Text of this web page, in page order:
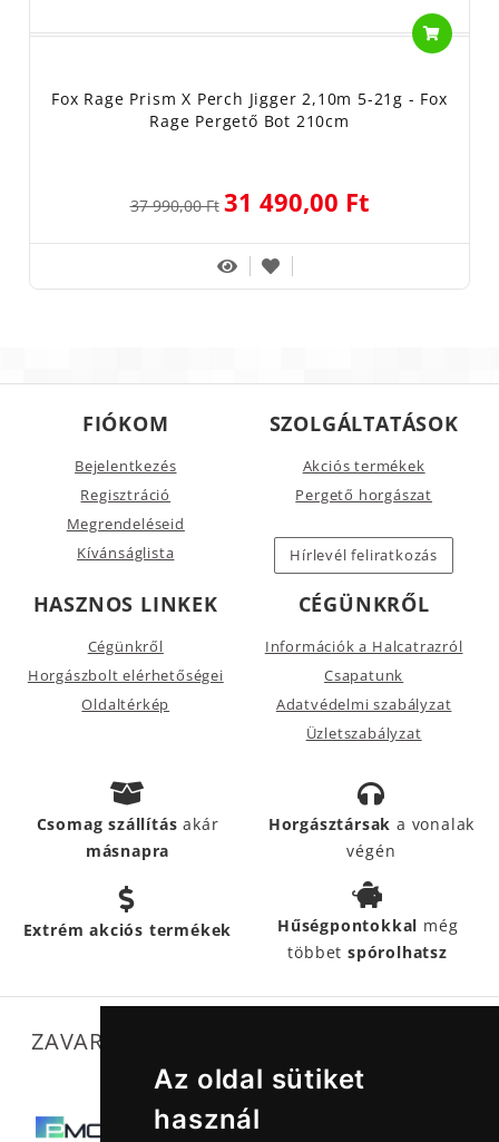
Az oldal sütiket
használ
Fox Rage Prism X Perch Jigger 2,10m 5-21g - Fox
Rage Pergető Bot 210cm
37 990,00 Ft 31 490,00 Ft
FIÓKOM
Bejelentkezés
Regisztráció
Megrendeléseid
Kívánságlista
SZOLGÁLTATÁSOK
Akciós termékek
Pergető horgászat
Hírlevél feliratkozás
HASZNOS LINKEK
Cégünkről
Horgászbolt elérhetőségei
Oldaltérkép
CÉGÜNKRŐL
Információk a Halcatrazról
Csapatunk
Adatvédelmi szabályzat
Üzletszabályzat
Csomag szállításakár
másnapra
Horgásztársak a vonalak
végén
Extrém akciós termékek Hűségpontokkal még
többetspórolhatsz
ZAVARTALAN MŰKÖDÉSÜNKET SEGÍTIK